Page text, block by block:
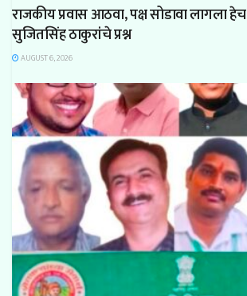
राजकीय प्रवास आठवा, पक्ष सोडावा लागला हेच
सुजितसिंह ठाकुरांचे प्रश्न
AUGUST 6, 2026